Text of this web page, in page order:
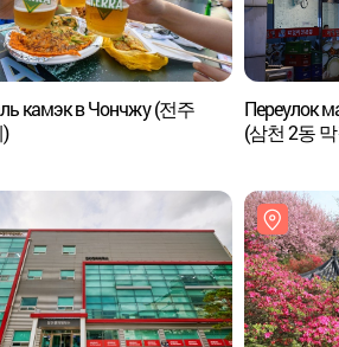
камэк в Чончжу (전주
Переулок
(삼천 2동